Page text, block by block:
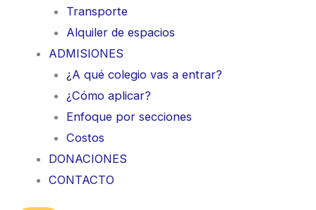
Transporte
Alquiler de espacios
ADMISIONES
¿A qué colegio vas a entrar?
¿Cómo aplicar?
Enfoque por secciones
Costos
DONACIONES
CONTACTO